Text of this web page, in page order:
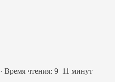
· Время чтения: 9–11 минут